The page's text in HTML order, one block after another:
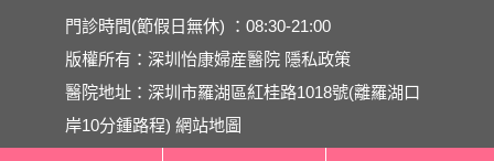
門診時間(節假日無休) ：08:30-21:00
版權所有：深圳怡康婦産醫院 隱私政策
醫院地址：深圳市羅湖區紅桂路1018號(離羅湖口
岸10分鍾路程)網站地圖